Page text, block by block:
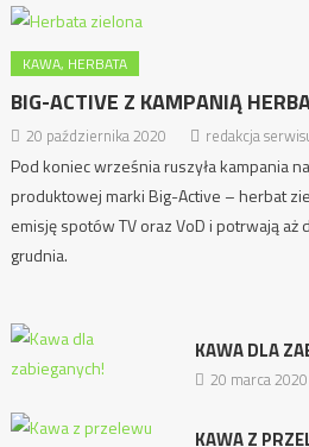
KAWA, HERBATA
BIG-ACTIVE Z KAMPANIĄ
20 października 2020 redakcja
Pod koniec września ruszyła kampania
produktowej marki Big-Active – herbat
emisję spotów TV oraz VoD i potrwają
grudnia.
KAWA DLA
20 marca 2020
KAWA Z